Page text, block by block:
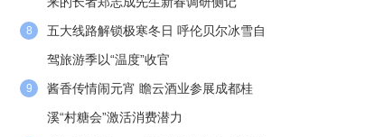
8
五大线路解锁极寒冬日 呼伦贝尔冰雪自
驾旅游季以“温度”收官
9
酱香传情闹元宵 瞻云酒业参展成都桂
溪“村糖会”激活消费潜力